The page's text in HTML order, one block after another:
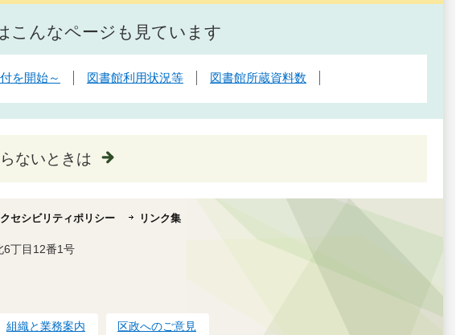
こんなページも見ています
を開始～ 図書館利用状況等 図書館所蔵資料数
ないときは
セシビリティポリシー リンク集
丁目12番1号
組織と業務案内 区政へのご意見